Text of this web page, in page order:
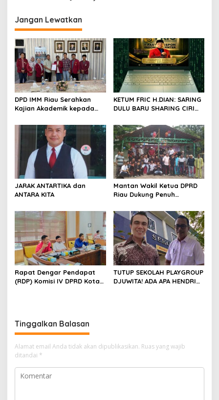
g
a
s
i
p
o
s
Jangan Lewatkan
DPD IMM Riau Serahkan
Kajian Akademik kepada
Keadilan bagi Provinsi Riau
KETUM FRIC H.DIAN: SARING
DULU BARU SHARING CIRI
SOSIAL
JARAK ANTARTIKA dan
ANTARA KITA
Mantan Wakil Ketua DPRD
Riau Dukung Penuh
Perjuangan Lahirnya
Kabupaten Kepulauan
Meranti
Rapat Dengar Pendapat
(RDP) Komisi IV DPRD Kota
TUTUP SEKOLAH PLAYGROUP
DJUWITA! ADA APA HENDRI
Tinggalkan Balasan
Alamat email Anda tidak akan dipublikasikan. Ruas yang wajib
ditandai *